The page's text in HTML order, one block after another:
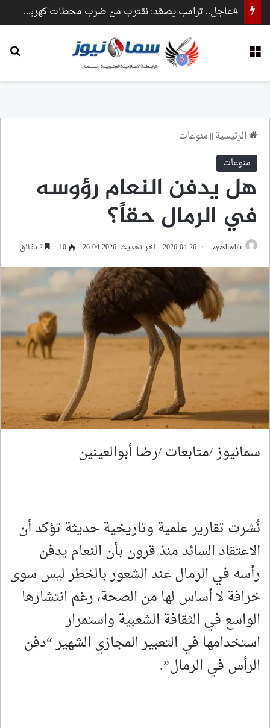
#عاجل.. ترامب يصعّد: نقترب من ضرب محطات كهرباء وجسور داخل إيران
الرئيسية||منوعات
منوعات
هل يدفن النعام رؤوسه
في الرمال حقاً؟
zyzshwbh
2026-04-26 آخر تحديث: 2026-04-26 10
سمانيوز /متابعات /رضا أبوالعينين
نُشرت تقارير علمية وتاريخية حديثة تؤكد أن
الاعتقاد السائد منذ قرون بأن النعام يدفن
رأسه في الرمال عند الشعور بالخطر ليس سوى
خرافة لا أساس لها من الصحة، رغم انتشارها
الواسع في الثقافة الشعبية واستمرار
استخدامها في التعبير المجازي الشهير “دفن
الرأس في الرمال”.